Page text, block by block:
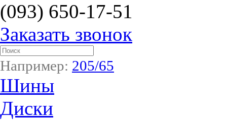
(093) 650-17-51
Заказать звонок
Например: 205/65
Шины
Диски